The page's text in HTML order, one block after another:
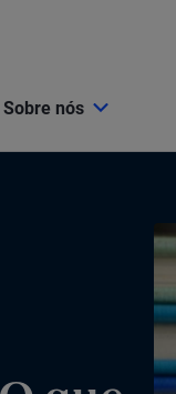
Sobre nós